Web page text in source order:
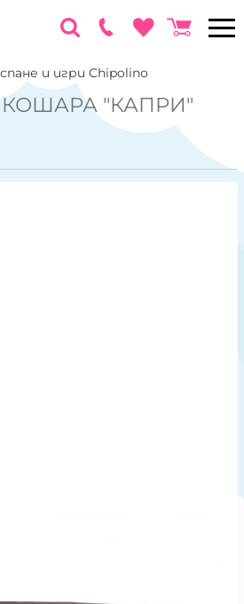
и игри Chipolino
"КАПРИ"